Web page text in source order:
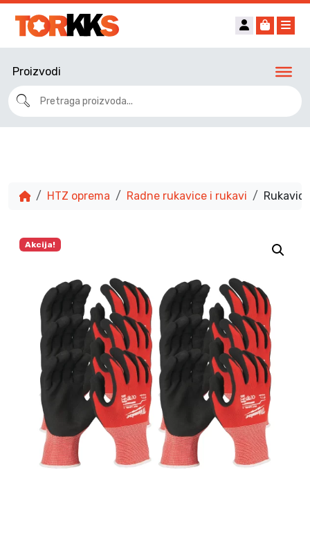
Account
Cart
Proizvodi
HTZ oprema Radne rukavice i rukavi
Akcija!